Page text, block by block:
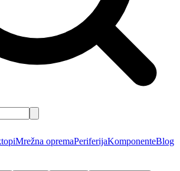
Mrežna opremaPeriferijaKomponenteBlog